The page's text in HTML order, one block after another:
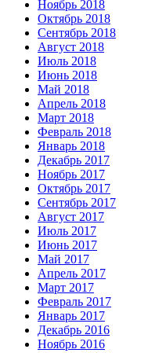
Ноябрь 2018
Октябрь 2018
Сентябрь 2018
Август 2018
Июль 2018
Июнь 2018
Май 2018
Апрель 2018
Март 2018
Февраль 2018
Январь 2018
Декабрь 2017
Ноябрь 2017
Октябрь 2017
Сентябрь 2017
Август 2017
Июль 2017
Июнь 2017
Май 2017
Апрель 2017
Март 2017
Февраль 2017
Январь 2017
Декабрь 2016
Ноябрь 2016